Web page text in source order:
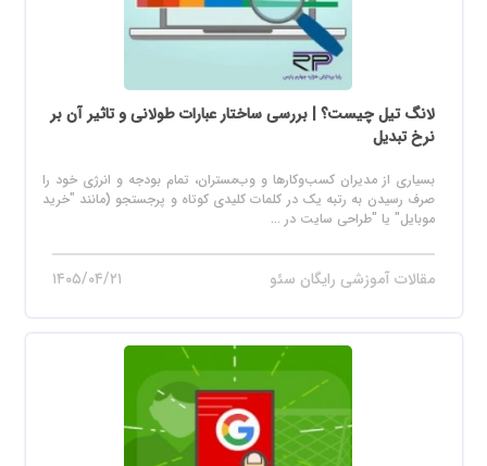
لانگ تیل چیست؟ | بررسی ساختار عبارات طولانی و تاثیر آن بر
نرخ تبدیل
بسیاری از مدیران کسب‌وکارها و وب‌مستران، تمام بودجه و انرژی خود را
صرف رسیدن به رتبه یک در کلمات کلیدی کوتاه و پرجستجو (مانند "خرید
موبایل" یا "طراحی سایت در ...
مقالات آموزشی رایگان سئو ۱۴۰۵/۰۴/۲۱